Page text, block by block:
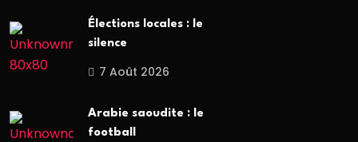
Élections locales : le
silence
7 Août 2026
Arabie saoudite : le
football